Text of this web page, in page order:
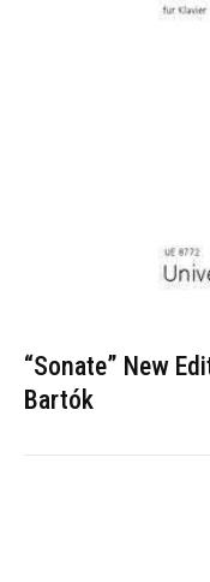
“Sonate” New
Bartók